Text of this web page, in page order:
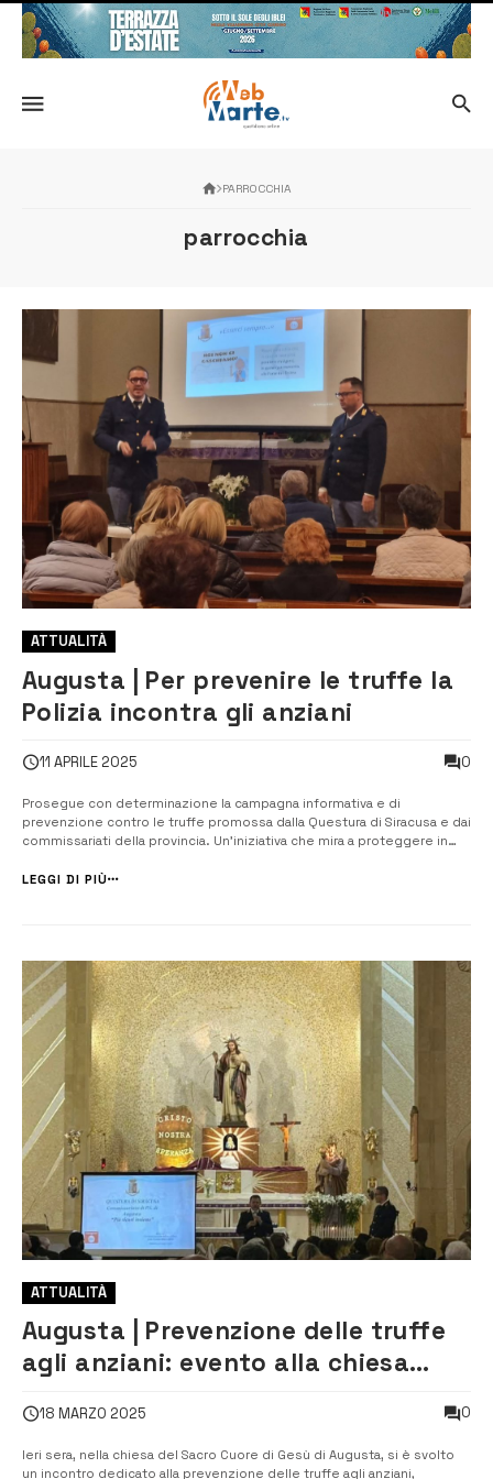
PARROCCHIA
parrocchia
ATTUALITÀ
Augusta | Per prevenire le truffe la
Polizia incontra gli anziani
11 APRILE 2025 0
Prosegue con determinazione la campagna informativa e di
prevenzione contro le truffe promossa dalla Questura di Siracusa e dai
commissariati della provincia. Un’iniziativa che mira a proteggere in
sempre più spesso presi di mira da truffatori senza scrupoli. Nella...
LEGGI DI PIÙ
ATTUALITÀ
Augusta | Prevenzione delle truffe
agli anziani: evento alla chiesa
18 MARZO 2025 0
Ieri sera, nella chiesa del Sacro Cuore di Gesù di Augusta, si è svolto
un incontro dedicato alla prevenzione delle truffe agli anziani,